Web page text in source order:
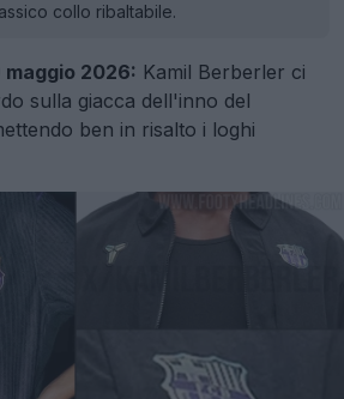
collo ribaltabile.
2026: Kamil Berberler ci
sulla giacca dell'inno del
ben in risalto i loghi